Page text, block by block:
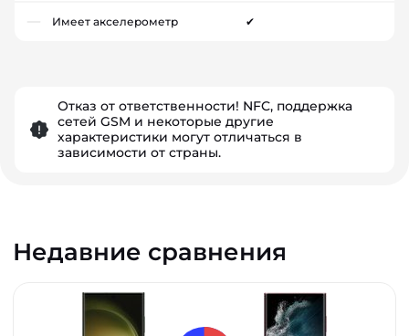
Имеет акселерометр ✔
Отказ от ответственности! NFC, поддержка
сетей GSM и некоторые другие
характеристики могут отличаться в
зависимости от страны.
Недавние сравнения